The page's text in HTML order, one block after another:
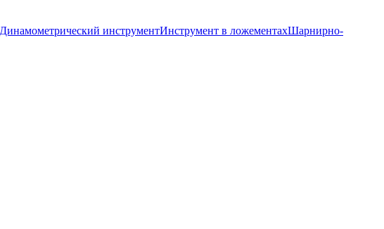
Динамометрический инструментИнструмент в ложементахШарнирно-